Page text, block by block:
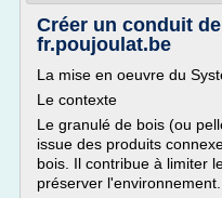
Créer un conduit
fr.poujoulat.be
La mise en oeuvre du
Le contexte
Le granulé de bois (ou
issue des produits
bois. Il contribue à limiter
préserver l'environnement.